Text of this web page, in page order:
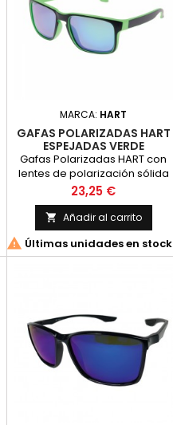
MARCA: HART
GAFAS POLARIZADAS HART
ESPEJADAS VERDE
Gafas Polarizadas HART con
lentes de polarización sólida
estándar 8C AC.Incluyen
estuche rígido negro de Hart.
Precio
23,25 €
 Añadir al carrito
 Últimas unidades en stock